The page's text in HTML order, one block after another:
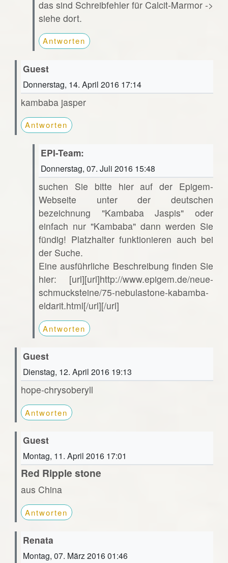
das sind Schreibfehler für Calcit-Marmor ->
siehe dort.
Antworten
Guest
Donnerstag, 14. April 2016 17:14
kambaba jasper
Antworten
EPI-Team:
Donnerstag, 07. Juli 2016 15:48
suchen Sie bitte hier auf der Epigem-
Webseite unter der deutschen
bezeichnung "Kambaba Jaspis" oder
einfach nur "Kambaba" dann werden Sie
fündig! Platzhalter funktionieren auch bei
der Suche.
Eine ausführliche Beschreibung finden Sie
hier: [url][url]http://www.epigem.de/neue-
schmucksteine/75-nebulastone-kabamba-
eldarit.html[/url][/url]
Antworten
Guest
Dienstag, 12. April 2016 19:13
hope-chrysoberyll
Antworten
Guest
Montag, 11. April 2016 17:01
Red Ripple stone
aus China
Antworten
Renata
Montag, 07. März 2016 01:46